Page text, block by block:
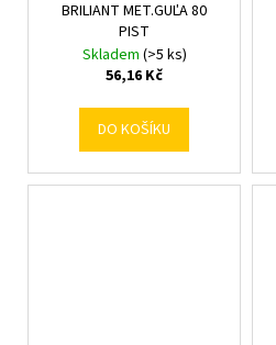
BRILIANT MET.GUĽA 80
PIST
Skladem (>5 ks)
56,16 Kč
DO KOŠÍKU